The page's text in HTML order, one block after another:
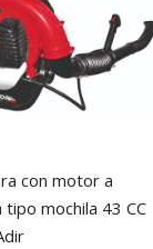
con motor a
tipo mochila 43 CC